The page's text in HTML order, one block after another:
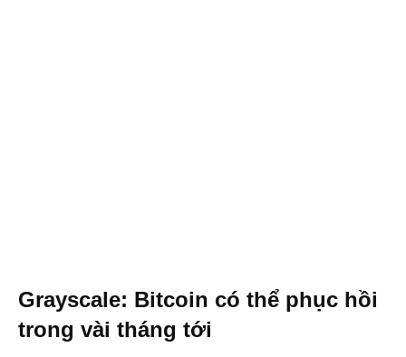
Grayscale: Bitcoin có thể phục hồi
trong vài tháng tới